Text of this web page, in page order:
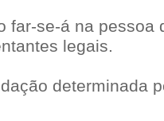
far-se-á na
legais.
determinada